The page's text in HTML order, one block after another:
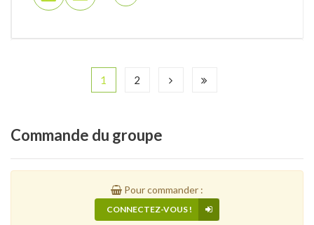
1 2
Commande du groupe
Pour commander :
CONNECTEZ-VOUS !